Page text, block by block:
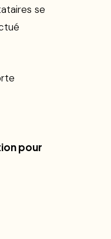
se
pour